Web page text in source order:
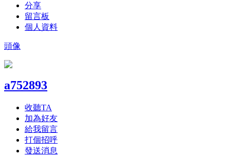
分享
留言板
個人資料
頭像
a752893
收聽TA
加為好友
給我留言
打個招呼
發送消息